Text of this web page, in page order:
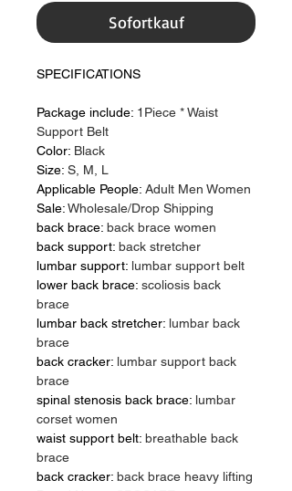
Sofortkauf
SPECIFICATIONS
Package include: 1Piece * Waist
Support Belt
Color: Black
Size: S, M, L
Applicable People: Adult Men Women
Sale:Wholesale/Drop Shipping
back brace: back brace women
back support: back stretcher
lumbar support: lumbar support belt
lower back brace: scoliosis back
brace
lumbar back stretcher: lumbar back
brace
back cracker: lumbar support back
brace
spinal stenosis back brace: lumbar
corset women
waist support belt: breathable back
brace
back cracker: back brace heavy lifting